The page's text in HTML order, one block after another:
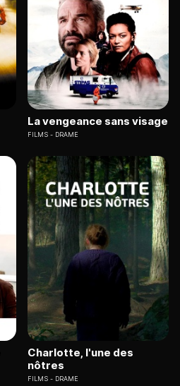
La vengeance sans visage
FILMS DRAME
Charlotte, l'une des
nôtres
FILMS DRAME